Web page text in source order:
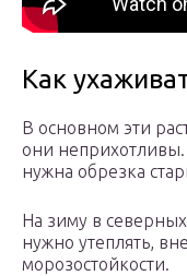
Как
В основном эти
они неприхотливы.
нужна обрезка
На зиму в
нужно утеплять,
морозостойкости.